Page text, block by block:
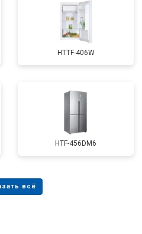
HTTF-406W
HTF-456DM6